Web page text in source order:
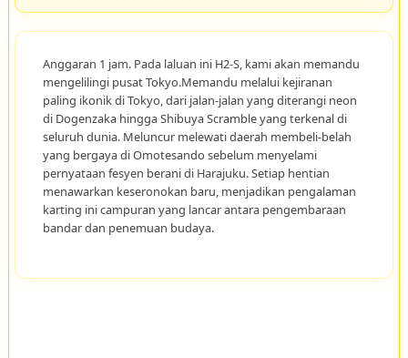
Anggaran 1 jam. Pada laluan ini H2-S, kami akan memandu
mengelilingi pusat Tokyo.Memandu melalui kejiranan
paling ikonik di Tokyo, dari jalan-jalan yang diterangi neon
di Dogenzaka hingga Shibuya Scramble yang terkenal di
seluruh dunia. Meluncur melewati daerah membeli-belah
yang bergaya di Omotesando sebelum menyelami
pernyataan fesyen berani di Harajuku. Setiap hentian
menawarkan keseronokan baru, menjadikan pengalaman
karting ini campuran yang lancar antara pengembaraan
bandar dan penemuan budaya.